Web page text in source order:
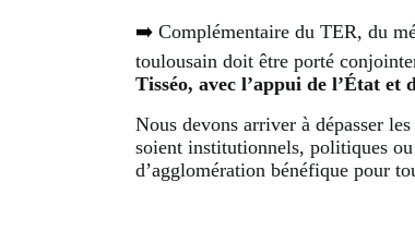
➡️ Complémentaire du TER, du
toulousain doit être porté
Tisséo, avec l’appui de l’État et
Nous devons arriver à dépasser
soient institutionnels, politiques
d’agglomération bénéfique pour